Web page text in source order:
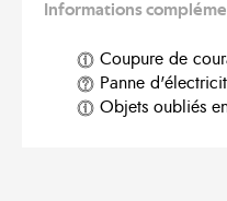
Informations
Coupure de
Panne
Objets oubliés